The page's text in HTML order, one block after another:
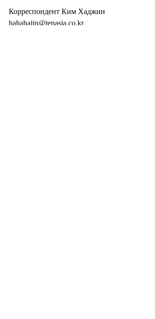
Корреспондент Ким Хаджин
hahahajin@tenasia.co.kr